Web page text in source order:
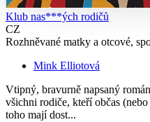
Klub nas***ých rodičů
CZ
Rozhněvané matky a otcové,
Mink Elliotová
Vtipný, bravurně napsaný
všichni rodiče, kteří občas
toho mají dost...